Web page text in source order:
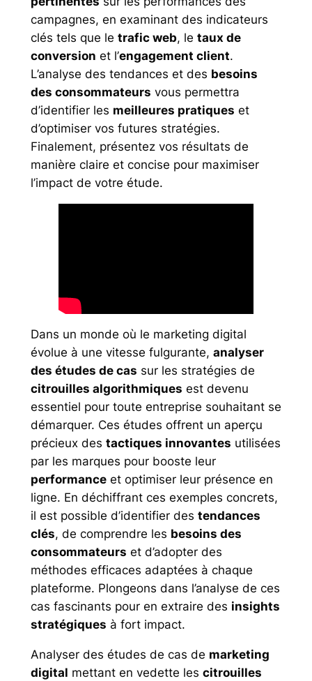
campagnes, en examinant des indicateurs
clés tels que le trafic web, le taux de
conversion et l’engagement client.
L’analyse des tendances et des besoins
des consommateurs vous permettra
d’identifier les meilleures pratiques et
d’optimiser vos futures stratégies.
Finalement, présentez vos résultats de
manière claire et concise pour maximiser
l’impact de votre étude.
Dans un monde où le marketing digital
évolue à une vitesse fulgurante, analyser
des études de cas sur les stratégies de
citrouilles algorithmiques est devenu
essentiel pour toute entreprise souhaitant se
démarquer. Ces études offrent un aperçu
précieux des tactiques innovantes utilisées
par les marques pour booste leur
performanceet optimiser leur présence en
ligne. En déchiffrant ces exemples concrets,
il est possible d’identifier des tendances
clés, de comprendre les besoins des
consommateurs et d’adopter des
méthodes efficaces adaptées à chaque
plateforme. Plongeons dans l’analyse de ces
cas fascinants pour en extraire des insights
stratégiques à fort impact.
Analyser des études de cas de marketing
digital mettant en vedette les citrouilles